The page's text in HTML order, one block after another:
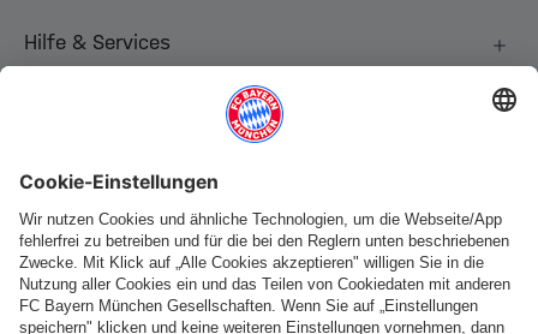
Hilfe & Services
Folge uns